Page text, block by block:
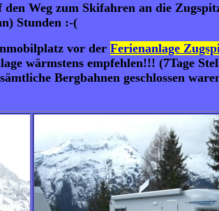
Weg zum Skifahren an die
Stunden :-(
vor der Ferienanlage
wärmstens empfehlen!!! (7Tage
Bergbahnen geschlossen